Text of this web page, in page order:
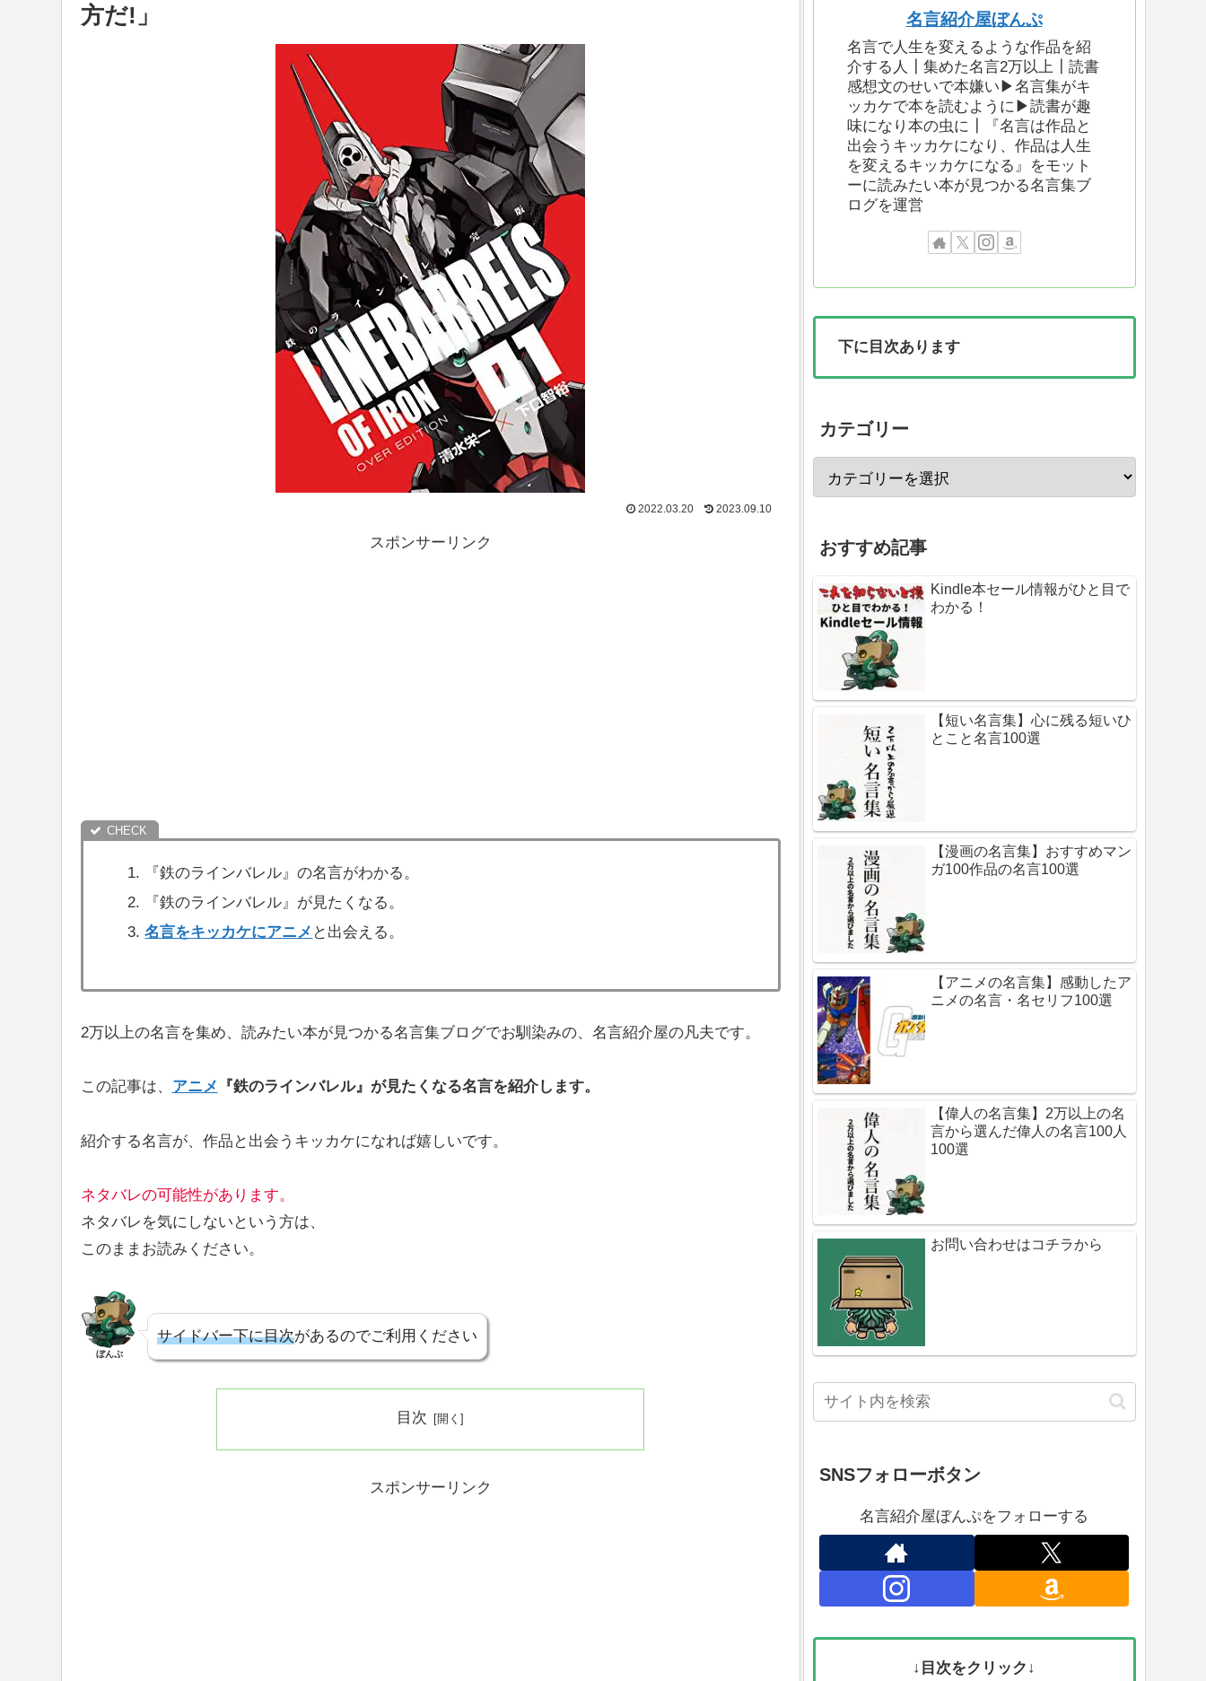
方だ!」
2022.03.20 2023.09.10
スポンサーリンク
『鉄のラインバレル』の名言がわかる。
『鉄のラインバレル』が見たくなる。
名言をキッカケにアニメ と出会える。
2万以上の名言を集め、読みたい本が見つかる名言集ブログでお馴染みの、名言紹介屋の凡夫です。
この記事は、 アニメ 『鉄のラインバレル』が見たくなる名言を紹介します。
紹介する名言が、作品と出会うキッカケになれば嬉しいです。
ネタバレの可能性があります。
ネタバレを気にしないという方は、
このままお読みください。
ぼんぷ
サイドバー下に目次があるのでご利用ください
目次
スポンサーリンク
名言紹介屋ぼんぷ
名言で人生を変えるような作品を紹
介する人┃集めた名言2万以上┃読書
感想文のせいで本嫌い▶︎名言集がキ
ッカケで本を読むように▶︎読書が趣
味になり本の虫に┃『名言は作品と
出会うキッカケになり、作品は人生
を変えるキッカケになる』をモット
ーに読みたい本が見つかる名言集ブ
ログを運営
下に目次あります
カテゴリー
おすすめ記事
Kindle本セール情報がひと目で
わかる！
【短い名言集】心に残る短いひ
とこと名言100選
【漫画の名言集】おすすめマン
ガ100作品の名言100選
【アニメの名言集】感動したア
ニメの名言・名セリフ100選
【偉人の名言集】2万以上の名
言から選んだ偉人の名言100人
100選
お問い合わせはコチラから
SNSフォローボタン
名言紹介屋ぼんぷをフォローする
↓目次をクリック↓